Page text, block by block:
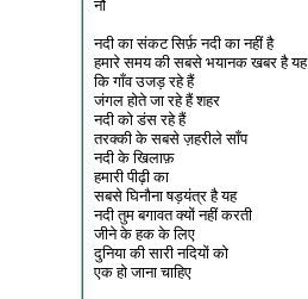
नौ
नदी का संकट सिर्फ़ नदी का नहीं है
हमारे समय की सबसे भयानक खबर है यह
कि गाँव उजड़ रहे हैं
जंगल होते जा रहे हैं शहर
नदी को डंस रहे हैं
तरक्की के सबसे ज़हरीले साँप
नदी के खिलाफ़
हमारी पीढ़ी का
सबसे घिनौना षड़यंत्र है यह
नदी तुम बगावत क्यों नहीं करती
जीने के हक के लिए
दुनिया की सारी नदियों को
एक हो जाना चाहिए